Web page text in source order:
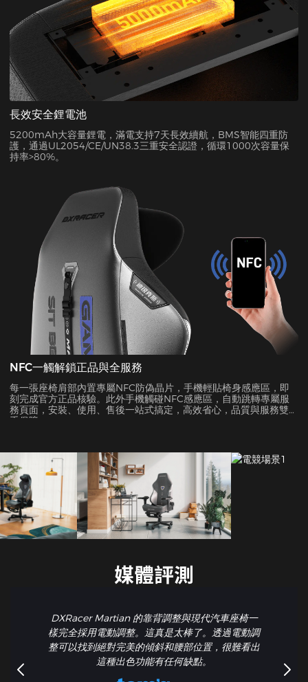
長效安全鋰電池
5200mAh大容量鋰電，滿電支持7天長效續航，BMS智能四重防
護，通過UL2054/CE/UN38.3三重安全認證，循環1000次容量保
持率>80%。
NFC一觸解鎖正品與全服務
每一張座椅肩部內置專屬NFC防偽晶片，手機輕貼椅身感應區，即
刻完成官方正品核驗。此外手機觸碰NFC感應區，自動跳轉專屬服
務頁面，安裝、使用、售後一站式搞定，高效省心，品質與服務雙
重保障。
媒體評測
DXRacer Martian 的靠背調整與現代汽車座椅一
樣完全採用電動調整。這真是太棒了。透過電動調
整可以找到絕對完美的傾斜和腰部位置，很難看出
這種出色功能有任何缺點。